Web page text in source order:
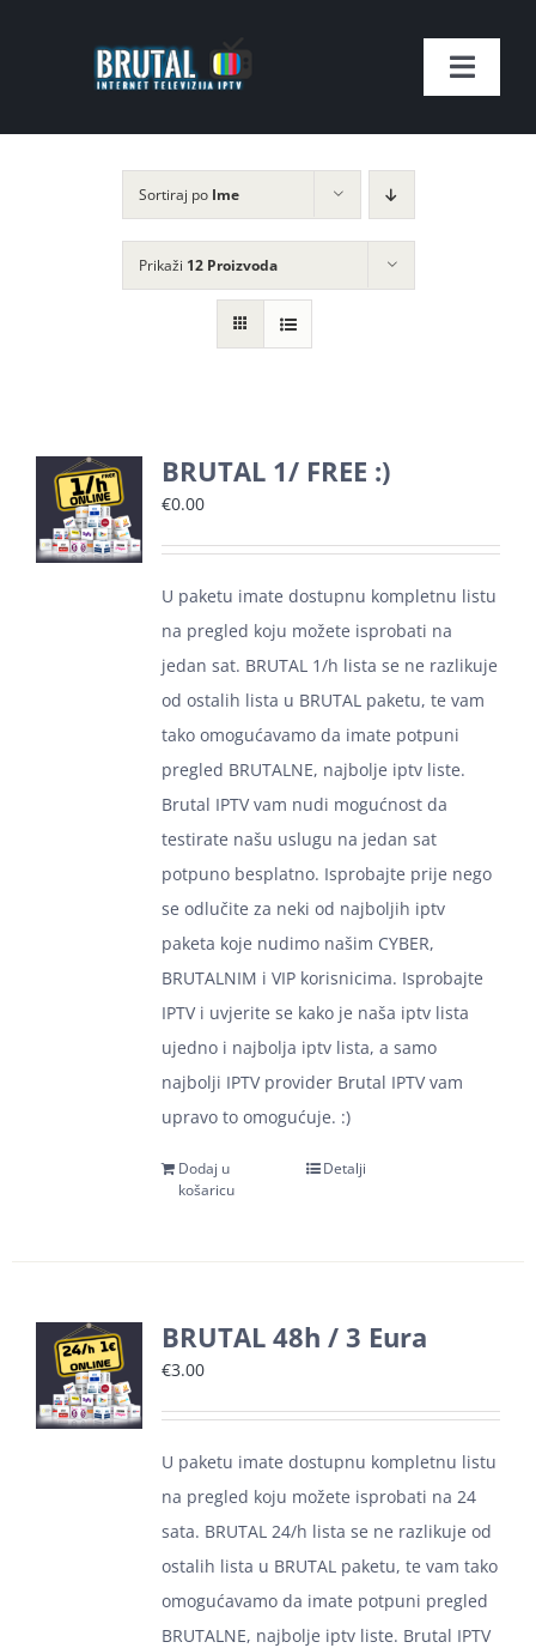
Toggle
Naslovnica
SHOP
Kontakt
Košarica
Sortiraj po Ime
Prikaži 12 Proizvoda
BRUTAL 1/ FREE :)
€0.00
U paketu imate dostupnu kompletnu listu
na pregled koju možete isprobati na
jedan sat. BRUTAL 1/h lista se ne razlikuje
od ostalih lista u BRUTAL paketu, te vam
tako omogućavamo da imate potpuni
pregled BRUTALNE, najbolje iptv liste.
Brutal IPTV vam nudi mogućnost da
testirate našu uslugu na jedan sat
potpuno besplatno. Isprobajte prije nego
se odlučite za neki od najboljih iptv
paketa koje nudimo našim CYBER,
BRUTALNIM i VIP korisnicima. Isprobajte
IPTV i uvjerite se kako je naša iptv lista
ujedno i najbolja iptv lista, a samo
najbolji IPTV provider Brutal IPTV vam
upravo to omogućuje. :)
Dodaj u
košaricu
Detalji
BRUTAL 48h / 3 Eura
€3.00
U paketu imate dostupnu kompletnu listu
na pregled koju možete isprobati na 24
sata. BRUTAL 24/h lista se ne razlikuje od
ostalih lista u BRUTAL paketu, te vam tako
omogućavamo da imate potpuni pregled
BRUTALNE, najbolje iptv liste. Brutal IPTV